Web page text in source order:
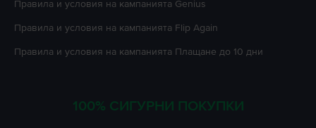
Правила и условия на кампанията Genius
Правила и условия на кампанията Flip Again
Правила и условия на кампанията Плащане до 10 дни
100% СИГУРНИ ПОКУПКИ